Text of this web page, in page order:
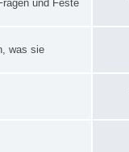
und Feste
was sie